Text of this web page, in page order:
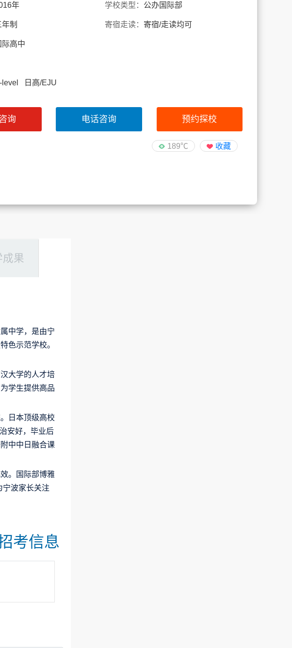
年 学校类型： 公办国际部
年制 寄宿走读： 寄宿/走读均可
际高中
level 日高/EJU
询 电话咨询 预约探校
189℃ 收藏
成果
中学，是由宁
色示范学校。
大学的人才培
学生提供高品
日本顶级高校
安好，毕业后
中中日融合课
。国际部博雅
宁波家长关注
国际部创校校
学能力。学校
伦敦大学学
考信息